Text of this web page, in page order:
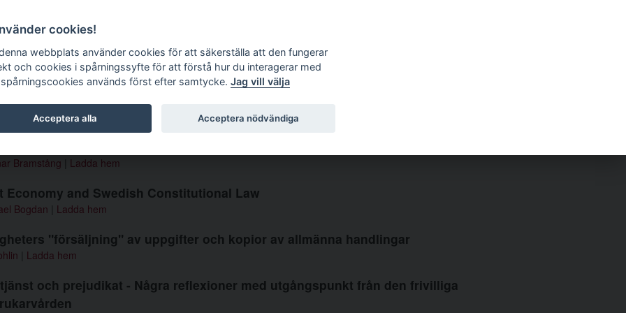
tidskrift
1992 1-3
Bramstång Ladda hem
Economy and Swedish Constitutional Law
Bogdan Ladda hem
"försäljning" av uppgifter och kopior av allmänna handlingar
Ladda hem
och prejudikat - Några reflexioner med utgångspunkt från den frivilliga
cookies!
webbplats använder cookies för att säkerställa att den fungerar
och cookies i spårningssyfte för att förstå hur du interagerar med
används först efter samtycke. Jag vill välja
Acceptera alla Acceptera nödvändiga